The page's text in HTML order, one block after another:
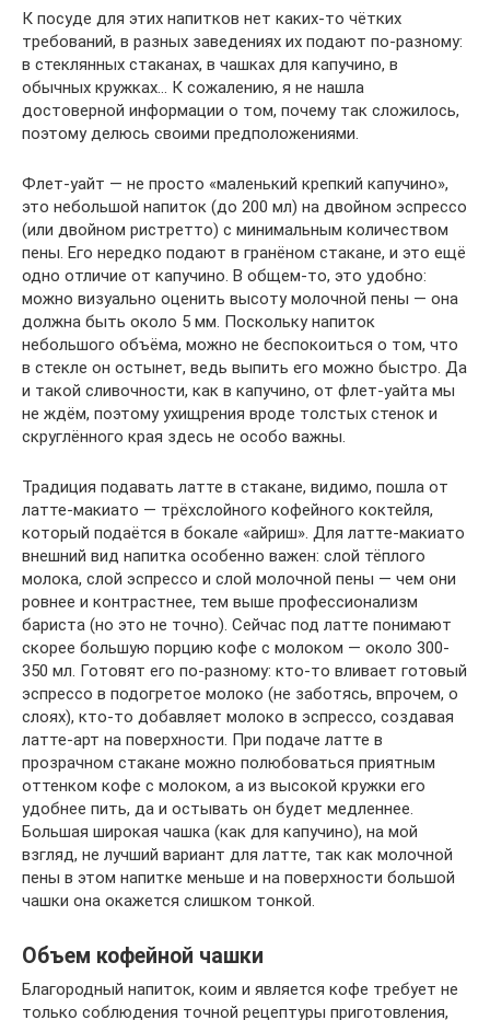
К посуде для этих напитков нет каких-то чётких
требований, в разных заведениях их подают по-разному:
в стеклянных стаканах, в чашках для капучино, в
обычных кружках… К сожалению, я не нашла
достоверной информации о том, почему так сложилось,
поэтому делюсь своими предположениями.
Флет-уайт — не просто «маленький крепкий капучино»,
это небольшой напиток (до 200 мл) на двойном эспрессо
(или двойном ристретто) с минимальным количеством
пены. Его нередко подают в гранёном стакане, и это ещё
одно отличие от капучино. В общем-то, это удобно:
можно визуально оценить высоту молочной пены — она
должна быть около 5 мм. Поскольку напиток
небольшого объёма, можно не беспокоиться о том, что
в стекле он остынет, ведь выпить его можно быстро. Да
и такой сливочности, как в капучино, от флет-уайта мы
не ждём, поэтому ухищрения вроде толстых стенок и
скруглённого края здесь не особо важны.
Традиция подавать латте в стакане, видимо, пошла от
латте-макиато — трёхслойного кофейного коктейля,
который подаётся в бокале «айриш». Для латте-макиато
внешний вид напитка особенно важен: слой тёплого
молока, слой эспрессо и слой молочной пены — чем они
ровнее и контрастнее, тем выше профессионализм
бариста (но это не точно). Сейчас под латте понимают
скорее большую порцию кофе с молоком — около 300-
350 мл. Готовят его по-разному: кто-то вливает готовый
эспрессо в подогретое молоко (не заботясь, впрочем, о
слоях), кто-то добавляет молоко в эспрессо, создавая
латте-арт на поверхности. При подаче латте в
прозрачном стакане можно полюбоваться приятным
оттенком кофе с молоком, а из высокой кружки его
удобнее пить, да и остывать он будет медленнее.
Большая широкая чашка (как для капучино), на мой
взгляд, не лучший вариант для латте, так как молочной
пены в этом напитке меньше и на поверхности большой
чашки она окажется слишком тонкой.
Объем кофейной чашки
Благородный напиток, коим и является кофе требует не
только соблюдения точной рецептуры приготовления,